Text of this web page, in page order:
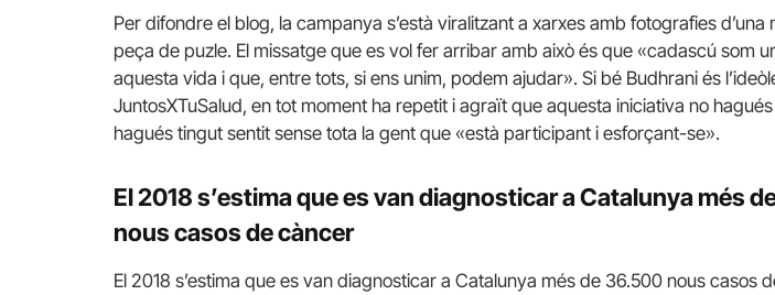
Per difondre el blog, la campanya s’està viralitzant a xarxes amb fotografies d’una
peça de puzle. El missatge que es vol fer arribar amb això és que «cadascú som
aquesta vida i que, entre tots, si ens unim, podem ajudar». Si bé Budhrani és
JuntosXTuSalud, en tot moment ha repetit i agraït que aquesta iniciativa no
hagués tingut sentit sense tota la gent que «està participant i esforçant-se».
El 2018 s’estima que es van diagnosticar a Catalunya més
nous casos de càncer
El 2018 s’estima que es van diagnosticar a Catalunya més de 36.500 nous casos